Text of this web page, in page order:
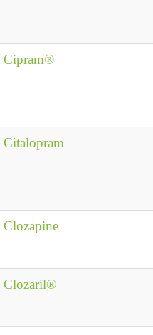
Cipram®
Citalopram
Clozapine
Clozaril®